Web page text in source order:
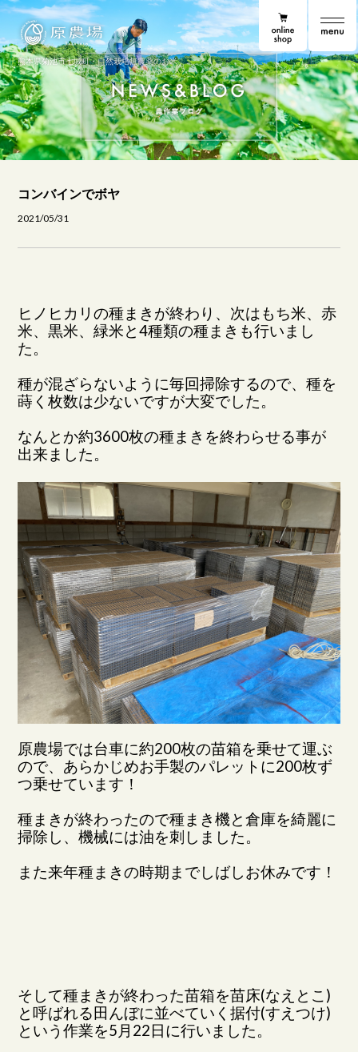
原農場便り
原農場
熊本県菊池市七城町・自然栽培無農薬のお米
online shop
コンバインでボヤ
2021/05/31
ヒノヒカリの種まきが終わり、次はもち米、赤
米、黒米、緑米と4種類の種まきも行いまし
た。
種が混ざらないように毎回掃除するので、種を
蒔く枚数は少ないですが大変でした。
なんとか約3600枚の種まきを終わらせる事が
出来ました。
原農場では台車に約200枚の苗箱を乗せて運ぶ
ので、あらかじめお手製のパレットに200枚ず
つ乗せています！
種まきが終わったので種まき機と倉庫を綺麗に
掃除し、機械には油を刺しました。
また来年種まきの時期までしばしお休みです！
そして種まきが終わった苗箱を苗床(なえとこ)
と呼ばれる田んぼに並べていく据付(すえつけ)
という作業を5月22日に行いました。